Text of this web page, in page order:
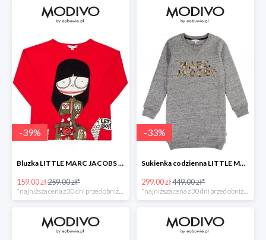
-39%
Bluzka LITTLE MARC JACOBS -39%
159.00 zł259.00 zł*
-33%
Sukienka codzienna LITTLE MARC JACOBS -33%
299.00 zł449.00 zł*